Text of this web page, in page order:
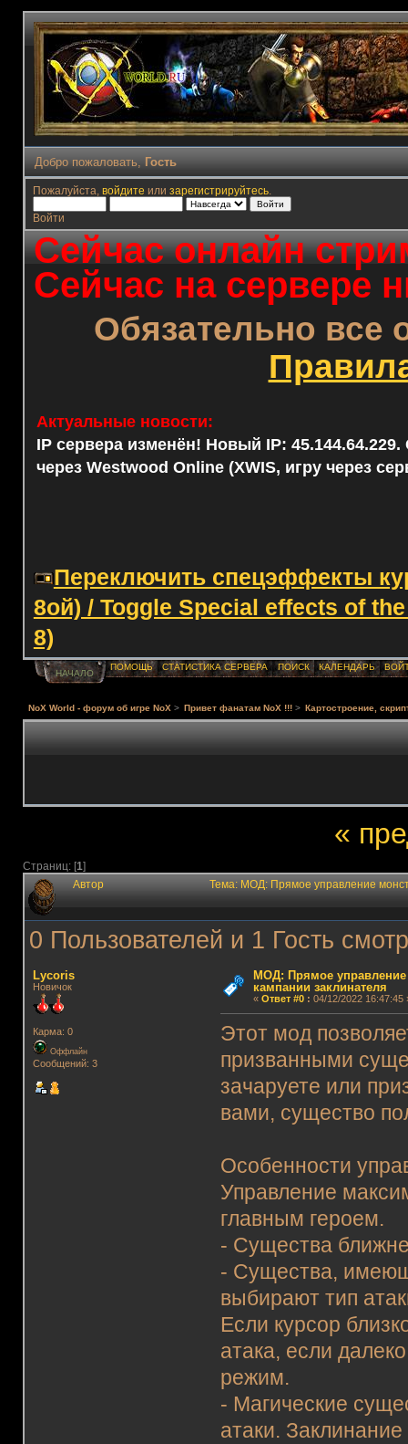
Добро пожаловать, Гость
Пожалуйста, войдите или зарегистрируйтесь.
Войти
Сейчас онлайн
Сейчас на сервере
Обязательно все
Актуальные новости:
IP сервера изменён! Новый IP: 45.144.64.229.
через Westwood Online (XWIS, игру через
Переключить спецэффекты
8ой) / Toggle Special effects of
8)
НАЧАЛО
ПОМОЩЬ СТАТИСТИКА СЕРВЕРА ПОИСК КАЛЕНДАРЬ
NoX World - форум об игре NoX > Привет фанатам NoX !!! > Картостроение,
«
Страниц: [1]
Автор Тема: МОД: Прямое управление
0 Пользователей и 1 Гость
Lycoris
Новичок
Карма: 0
Оффлайн
Сообщений: 3
МОД: Прямое
кампании заклинателя
« Ответ #0: 04/12/2022 16:47:45
Этот мод
призванными
зачаруете или
вами, существо
Особенности
Управление
главным героем.
- Существа
- Существа,
выбирают тип
Если курсор
атака, если
режим.
- Магические
атаки.